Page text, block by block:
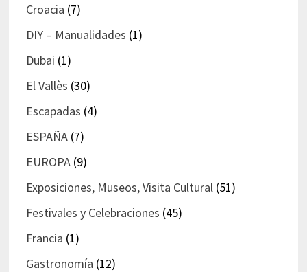
Croacia (7)
DIY – Manualidades (1)
Dubai (1)
El Vallès (30)
Escapadas (4)
ESPAÑA(7)
EUROPA(9)
Exposiciones, Museos, Visita Cultural(51)
Festivales y Celebraciones (45)
Francia (1)
Gastronomía (12)